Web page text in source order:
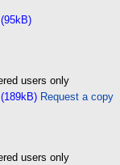
users only
Request a copy
users only